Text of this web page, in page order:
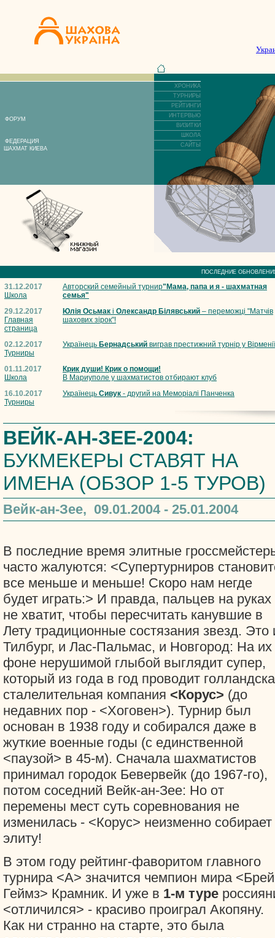
ФОРУМ
ФЕДЕРАЦИЯ
ШАХМАТ КИЕВА
ХРОНИКА
ТУРНИРЫ
РЕЙТИНГИ
ИНТЕРВЬЮ
ВИЗИТКИ
ШКОЛА
САЙТЫ
ПОСЛЕДНИЕ
31.12.2017
Школа
Авторский семейный турнир"Мама, папа и я - шахматная
семья"
29.12.2017
Главная
страница
Юлія Осьмак і Олександр Білявський – переможці "Матчів
шахових зірок"!
02.12.2017
Турниры
Українець Бернадський виграв престижний турнір у Вірменії
01.11.2017
Школа
Крик души! Крик о помощи!
В Мариуполе у шахматистов отбирают клуб
16.10.2017
Турниры
Українець Сивук - другий на Меморіалі Панченка
ВЕЙК-АН-ЗЕЕ-2004:
БУКМЕКЕРЫ СТАВЯТ НА
ИМЕНА (ОБЗОР 1-5 ТУРОВ)
Вейк-ан-Зее, 09.01.2004 - 25.01.2004
В последние время элитные
часто жалуются: <Супертурниров
все меньше и меньше! Скоро нам негде
будет играть:> И правда, пальцев на руках
не хватит, чтобы пересчитать канувшие в
Лету традиционные состязания звезд. Это
Тилбург, и Лас-Пальмас, и Новгород: На их
фоне нерушимой глыбой выглядит супер,
который из года в год проводит
сталелительная компания <Корус> (до
недавних пор - <Хоговен>). Турнир был
основан в 1938 году и собирался даже в
жуткие военные годы (с единственной
<паузой> в 45-м). Сначала шахматистов
принимал городок Бевервейк (до 1967-го),
потом соседний Вейк-ан-Зее: Но от
перемены мест суть соревнования не
изменилась - <Корус> неизменно собирает
элиту!
В этом году рейтинг-фаворитом главного
турнира <А> значится чемпион мира
Геймз> Крамник. И уже в 1-м туре
<отличился> - красиво проиграл Акопяну.
Как ни странно на старте, это была